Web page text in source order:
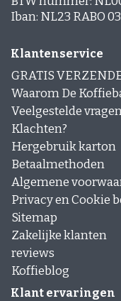
Iban: NL23 RABO
Klantenservice
GRATIS
Waarom De
Veelgestelde
Klachten?
Hergebruik karton
Betaalmethoden
Algemene
Privacy en Cookie
Sitemap
Zakelijke klanten
reviews
Koffieblog
Klant ervaringen